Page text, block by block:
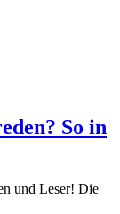
So in
und Leser! Die